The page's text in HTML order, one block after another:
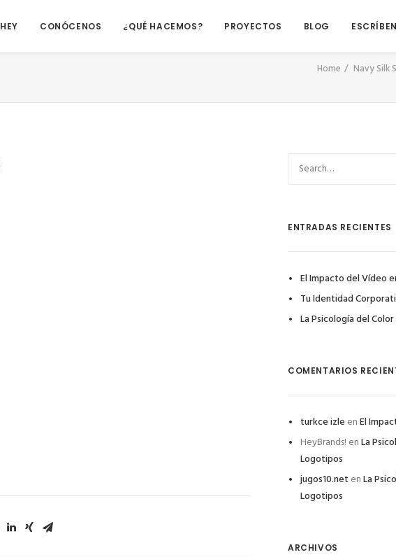
HEY CONÓCENOS ¿QUÉ HACEMOS? PROYECTOS BLOG
Home Navy Silk
ENTRADAS RECIENTES
El Impacto del Vídeo
Tu Identidad
La Psicología del
COMENTARIOS
turkce izle enEl
HeyBrands! enLa
Logotipos
jugos10.net enLa
Logotipos
ARCHIVOS